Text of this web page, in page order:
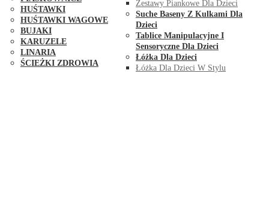
HUŚTAWKI
HUŚTAWKI WAGOWE
BUJAKI
KARUZELE
LINARIA
ŚCIEŻKI ZDROWIA
Zestawy Piankowe Dla Dzieci
Suche Baseny Z Kulkami Dla
Dzieci
Tablice Manipulacyjne I
Sensoryczne Dla Dzieci
Łóżka Dla Dzieci
Łóżka Dla Dzieci W Stylu